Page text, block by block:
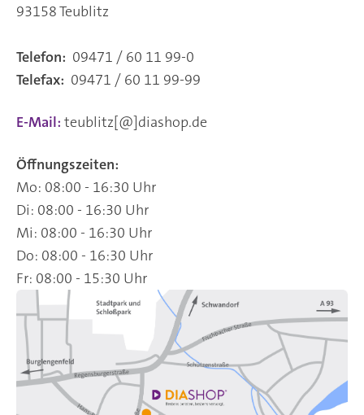
93158 Teublitz
Telefon: 09471 / 60 11 99-0
Telefax: 09471 / 60 11 99-99
E-Mail: teublitz[@]diashop.de
Öffnungszeiten:
Mo: 08:00 - 16:30 Uhr
Di: 08:00 - 16:30 Uhr
Mi: 08:00 - 16:30 Uhr
Do: 08:00 - 16:30 Uhr
Fr: 08:00 - 15:30 Uhr